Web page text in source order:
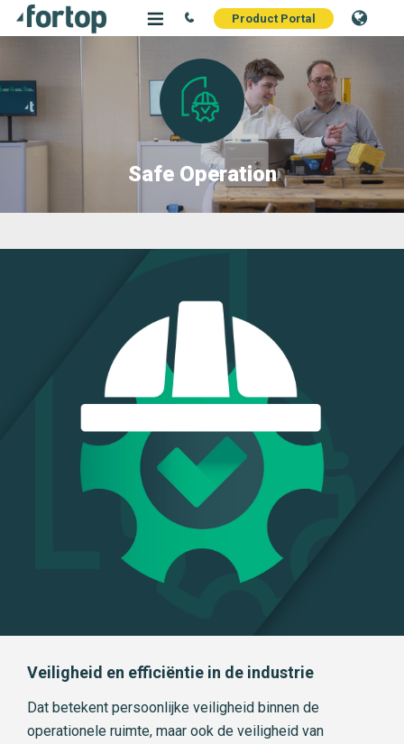
Product Portal
Safe Operation
Veiligheid en efficiëntie in de industrie
Dat betekent persoonlijke veiligheid binnen de
operationele ruimte, maar ook de veiligheid van